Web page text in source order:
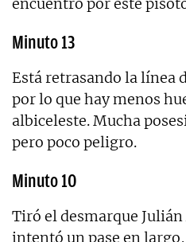
Minuto 13
Está retrasando la línea
por lo que hay menos
albiceleste. Mucha
pero poco peligro.
Minuto 10
Tiró el desmarque
intentó un pase en